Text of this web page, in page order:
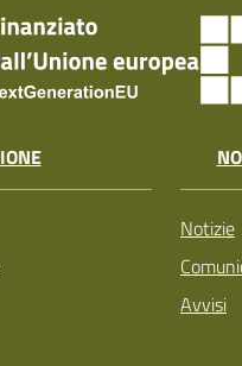
Notizie
Avvisi